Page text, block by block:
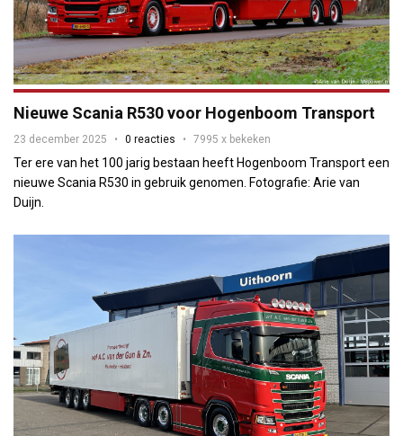
Nieuwe Scania R530 voor Hogenboom Transport
23 december 2025 0 reacties 7995 x bekeken
Ter ere van het 100 jarig bestaan heeft Hogenboom Transport een
nieuwe Scania R530 in gebruik genomen. Fotografie: Arie van
Duijn.